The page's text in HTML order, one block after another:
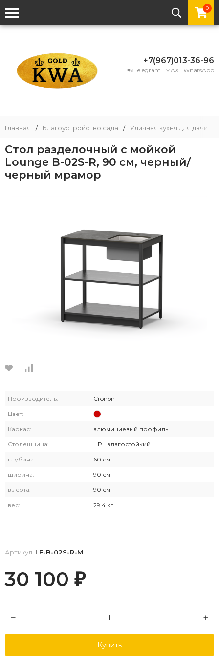
0
+7(967)013-36-96
📲 Telegram | MAX | WhatsApp
Главная / Благоустройство сада / Уличная кухня для дачи
Стол разделочный с мойкой
Lounge B-02S-R, 90 см, черный/
черный мрамор
Производитель: Cronon
Цвет:
Каркас: алюминиевый профиль
Столешница: HPL влагостойкий
глубина: 60 см
ширина: 90 см
высота: 90 см
вес: 29.4 кг
Артикул: LE-B-02S-R-M
30 100 ₽
Купить